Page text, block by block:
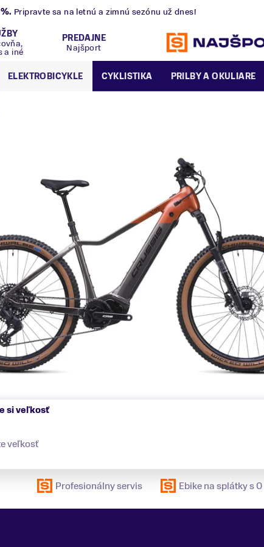
. Pripravte sa na letnú a zimnú sezónu už dnes!
a iné
PREDAJNE
Najšport
ELEKTROBICYKLE CYKLISTIKA PRILBY A OKULIARE
si veľkosť
veľkosť
Profesionálny servis Ebike na splátky s 0